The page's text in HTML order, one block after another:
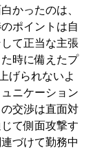
かったのは、
ポイントは自
て正当な主張
時に備えたプ
げられないよ
ニケーション
交渉は直面対
て側面攻撃す
づけて勤務中